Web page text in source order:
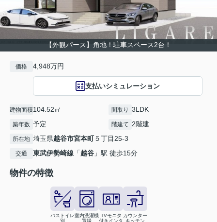
【外観パース】角地！駐車スペース2台！
価格 4,948万円
支払いシミュレーション
建物面積104.52㎡ 間取り 3LDK
築年数 予定 階建て 2階建
所在地 埼玉県越谷市宮本町５丁目25-3
交通 東武伊勢崎線 「越谷 」駅 徒歩15分
物件の特徴
バストイレ室内洗濯機 TVモニタ カウンター